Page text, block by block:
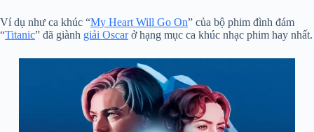
Ví dụ như ca khúc “My Heart Will Go On” của bộ phim đình đám
“Titanic” đã giành giải Oscarở hạng mục ca khúc nhạc phim hay nhất.